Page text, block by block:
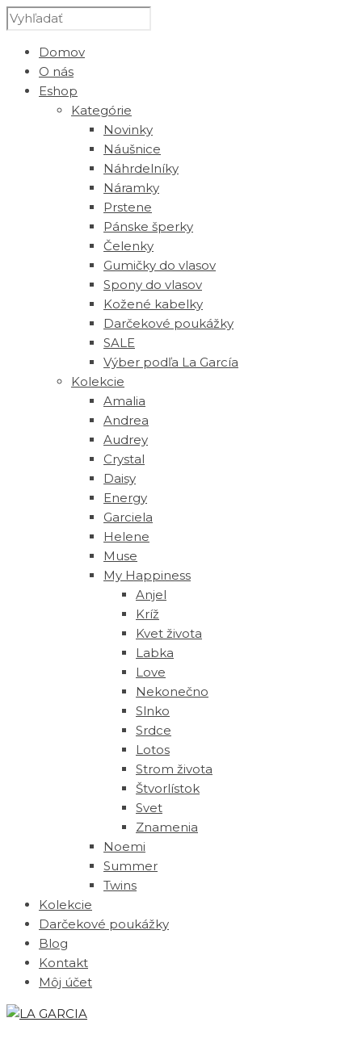
Domov
O nás
Eshop
Kategórie
Novinky
Náušnice
Náhrdelníky
Náramky
Prstene
Pánske šperky
Čelenky
Gumičky do vlasov
Spony do vlasov
Kožené kabelky
Darčekové poukážky
SALE
Výber podľa La García
Kolekcie
Amalia
Andrea
Audrey
Crystal
Daisy
Energy
Garciela
Helene
Muse
‎My Happiness
Anjel
Kríž
Kvet života
Labka
Love
Nekonečno
Slnko
Srdce
Lotos
Strom života
Štvorlístok
Svet
Znamenia
Noemi
Summer
Twins
Kolekcie
Darčekové poukážky
Blog
Kontakt
Môj účet